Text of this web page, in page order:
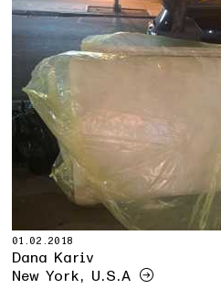
01.02.2018
Dana Kariv
New York, U.S.A